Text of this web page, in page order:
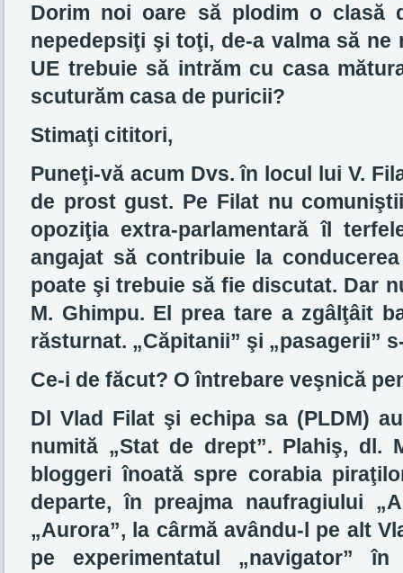
Dorim noi oare să plodim o clasă
nepedepsiţi şi toţi, de-a valma să
UE trebuie să intrăm cu casa
scuturăm casa de puricii?
Stimaţi cititori,
Puneţi-vă acum Dvs. în locul lui V.
de prost gust. Pe Filat nu
opoziţia extra-parlamentară îl
angajat să contribuie la
poate şi trebuie să fie discutat. Dar
M. Ghimpu. El prea tare a zgâlţâit
răsturnat. „Căpitanii” şi „pasagerii”
Ce-i de făcut? O întrebare veşnică
Dl Vlad Filat şi echipa sa (PLDM)
numită „Stat de drept”. Plahiş, dl.
bloggeri înoată spre corabia
departe, în preajma naufragiului
„Aurora”, la cârmă avându-l pe alt
pe experimentatul „navigator”